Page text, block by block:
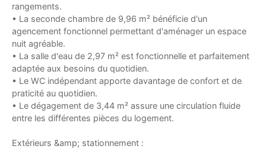
rangements.
• La seconde chambre de 9,96 m² bénéficie d'un
agencement fonctionnel permettant d'aménager un espace
nuit agréable.
• La salle d'eau de 2,97 m² est fonctionnelle et parfaitement
adaptée aux besoins du quotidien.
• Le WC indépendant apporte davantage de confort et de
praticité au quotidien.
• Le dégagement de 3,44 m² assure une circulation fluide
entre les différentes pièces du logement.
Extérieurs &amp; stationnement :